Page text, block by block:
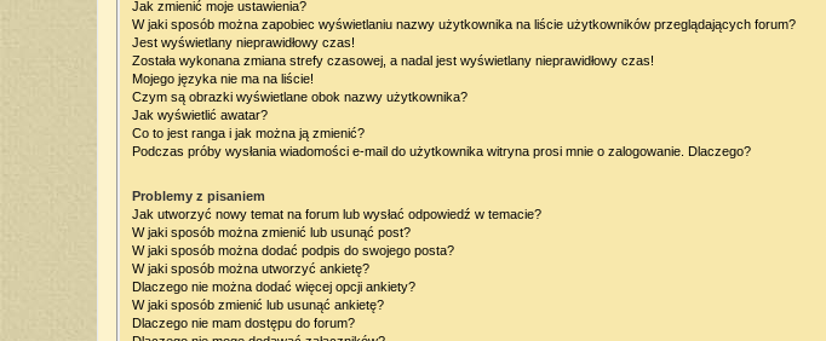
Jak zmienić moje ustawienia?
W jaki sposób można zapobiec wyświetlaniu nazwy użytkownika na liście użytkowników przeglądających forum?
Jest wyświetlany nieprawidłowy czas!
Została wykonana zmiana strefy czasowej, a nadal jest wyświetlany nieprawidłowy czas!
Mojego języka nie ma na liście!
Czym są obrazki wyświetlane obok nazwy użytkownika?
Jak wyświetlić awatar?
Co to jest ranga i jak można ją zmienić?
Podczas próby wysłania wiadomości e-mail do użytkownika witryna prosi mnie o zalogowanie. Dlaczego?
Problemy z pisaniem
Jak utworzyć nowy temat na forum lub wysłać odpowiedź w temacie?
W jaki sposób można zmienić lub usunąć post?
W jaki sposób można dodać podpis do swojego posta?
W jaki sposób można utworzyć ankietę?
Dlaczego nie można dodać więcej opcji ankiety?
W jaki sposób zmienić lub usunąć ankietę?
Dlaczego nie mam dostępu do forum?